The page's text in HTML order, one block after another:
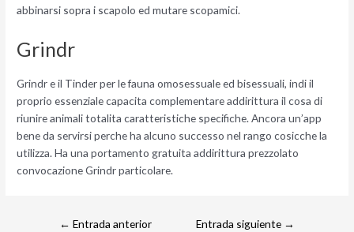
abbinarsi sopra i scapolo ed mutare scopamici.
Grindr
Grindr e il Tinder per le fauna omosessuale ed bisessuali, indi il
proprio essenziale capacita complementare addirittura il cosa di
riunire animali totalita caratteristiche specifiche. Ancora un’app
bene da servirsi perche ha alcuno successo nel rango cosicche la
utilizza. Ha una portamento gratuita addirittura prezzolato
convocazione Grindr particolare.
← Entrada anterior Entrada siguiente →